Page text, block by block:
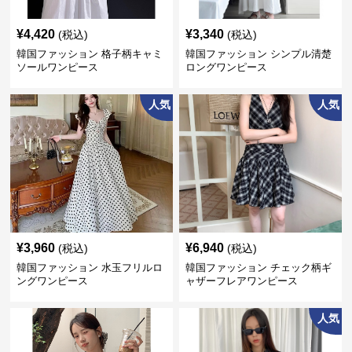
¥4,420 (税込)
韓国ファッション 格子柄キャミ
ソールワンピース
¥3,340 (税込)
韓国ファッション シンプル清楚
ロングワンピース
人気
¥3,960 (税込)
韓国ファッション 水玉フリルロ
ングワンピース
人気
¥6,940 (税込)
韓国ファッション チェック柄ギ
ャザーフレアワンピース
人気